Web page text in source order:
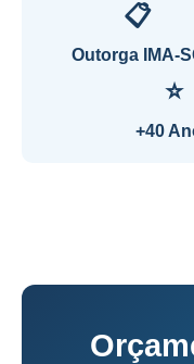
📋
Outorga IMA-
⭐
+40